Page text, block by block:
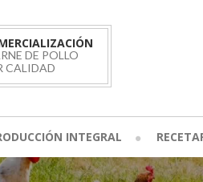
DE POLLO
CALIDAD
INTEGRAL